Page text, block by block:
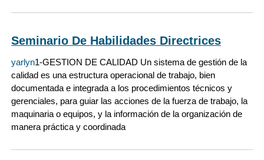
Seminario De Habilidades Directrices
yarlyn1-GESTION DE CALIDAD Un sistema de gestión de la
calidad es una estructura operacional de trabajo, bien
documentada e integrada a los procedimientos técnicos y
gerenciales, para guiar las acciones de la fuerza de trabajo, la
maquinaria o equipos, y la información de la organización de
manera práctica y coordinada